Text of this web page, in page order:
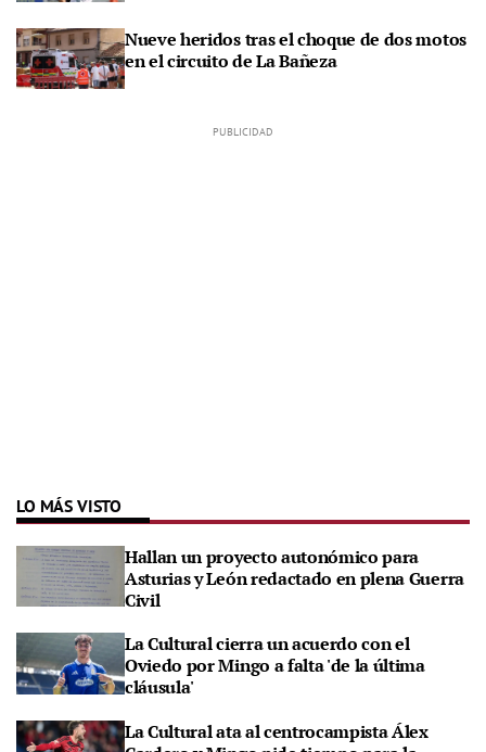
Nueve heridos tras el choque de dos motos
en el circuito de La Bañeza
LO MÁS VISTO
Hallan un proyecto autonómico para
Asturias y León redactado en plena Guerra
Civil
La Cultural cierra un acuerdo con el
Oviedo por Mingo a falta 'de la última
cláusula'
La Cultural ata al centrocampista Álex